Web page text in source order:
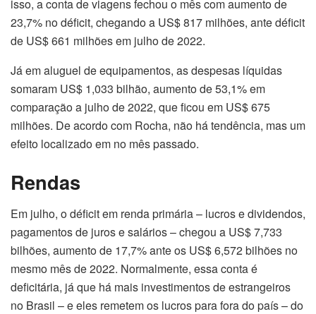
isso, a conta de viagens fechou o mês com aumento de
23,7% no déficit, chegando a US$ 817 milhões, ante déficit
de US$ 661 milhões em julho de 2022.
Já em aluguel de equipamentos, as despesas líquidas
somaram US$ 1,033 bilhão, aumento de 53,1% em
comparação a julho de 2022, que ficou em US$ 675
milhões. De acordo com Rocha, não há tendência, mas um
efeito localizado em no mês passado.
Rendas
Em julho, o déficit em renda primária – lucros e dividendos,
pagamentos de juros e salários – chegou a US$ 7,733
bilhões, aumento de 17,7% ante os US$ 6,572 bilhões no
mesmo mês de 2022. Normalmente, essa conta é
deficitária, já que há mais investimentos de estrangeiros
no Brasil – e eles remetem os lucros para fora do país – do